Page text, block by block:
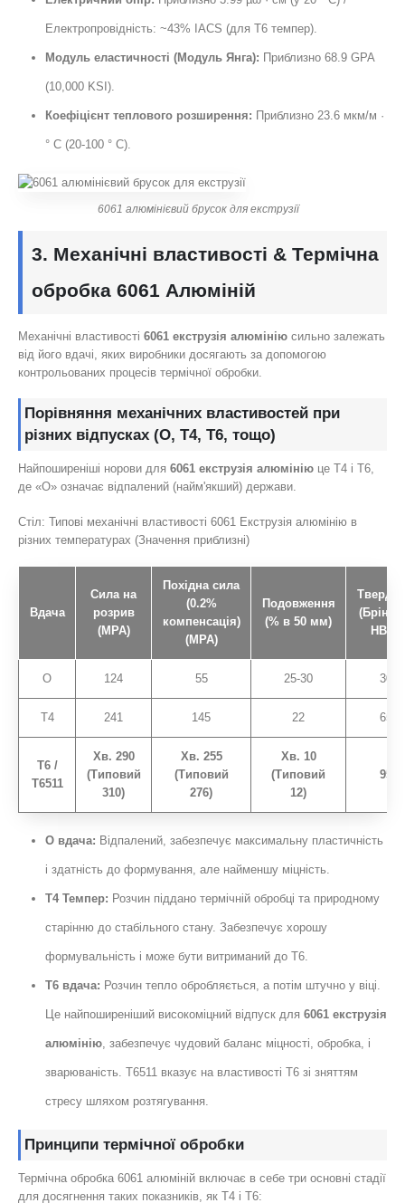
Електропровідність: ~43% IACS (для Т6 темпер).
Модуль еластичності (Модуль Янга): Приблизно 68.9 GPA
(10,000 KSI).
Коефіцієнт теплового розширення: Приблизно 23.6 мкм/м ·
° C (20-100 ° C).
6061 алюмінієвий брусок для екструзії
3. Механічні властивості & Термічна
обробка 6061 Алюміній
Механічні властивості 6061 екструзія алюмінію сильно залежать
від його вдачі, яких виробники досягають за допомогою
контрольованих процесів термічної обробки.
Порівняння механічних властивостей при
різних відпусках (О, T4, T6, тощо)
Найпоширеніші норови для 6061 екструзія алюмінію це Т4 і Т6,
де «O» означає відпалений (найм'якший) держави.
Стіл: Типові механічні властивості 6061 Екструзія алюмінію в
різних температурах (Значення приблизні)
Вдача
Сила на
розрив
(MPA)
Похідна сила
(0.2%
компенсація)
(MPA)
Подовження
(% в 50 мм)
HBW)
О 124 55 25-30 30
T4 241 145 22 65
T6 /
T6511
Хв. 290
(Типовий
310)
Хв. 255
(Типовий
276)
Хв. 10
(Типовий
12)
95
О вдача: Відпалений, забезпечує максимальну пластичність
і здатність до формування, але найменшу міцність.
T4 Темпер: Розчин піддано термічній обробці та природному
старінню до стабільного стану. Забезпечує хорошу
формувальність і може бути витриманий до T6.
T6 вдача: Розчин тепло обробляється, а потім штучно у віці.
Це найпоширеніший високоміцний відпуск для 6061 екструзія
алюмінію, забезпечує чудовий баланс міцності, обробка, і
зварюваність. T6511 вказує на властивості T6 зі зняттям
стресу шляхом розтягування.
Принципи термічної обробки
Термічна обробка 6061 алюміній включає в себе три основні стадії
для досягнення таких показників, як T4 і T6: